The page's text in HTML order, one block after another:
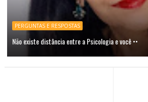
PERGUNTAS E RESPOSTAS
Não existe distância entre a Psicologia e você ••